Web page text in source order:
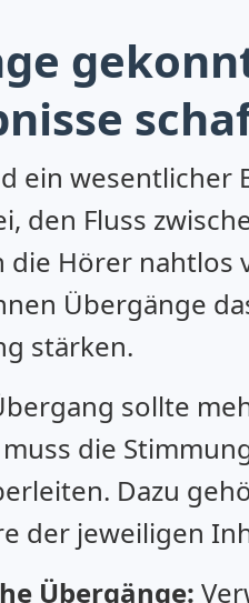
ein wesentlicher
den Fluss
die Hörer
Übergänge
stärken.
sollte
die
Dazu
der jeweiligen
Übergänge: